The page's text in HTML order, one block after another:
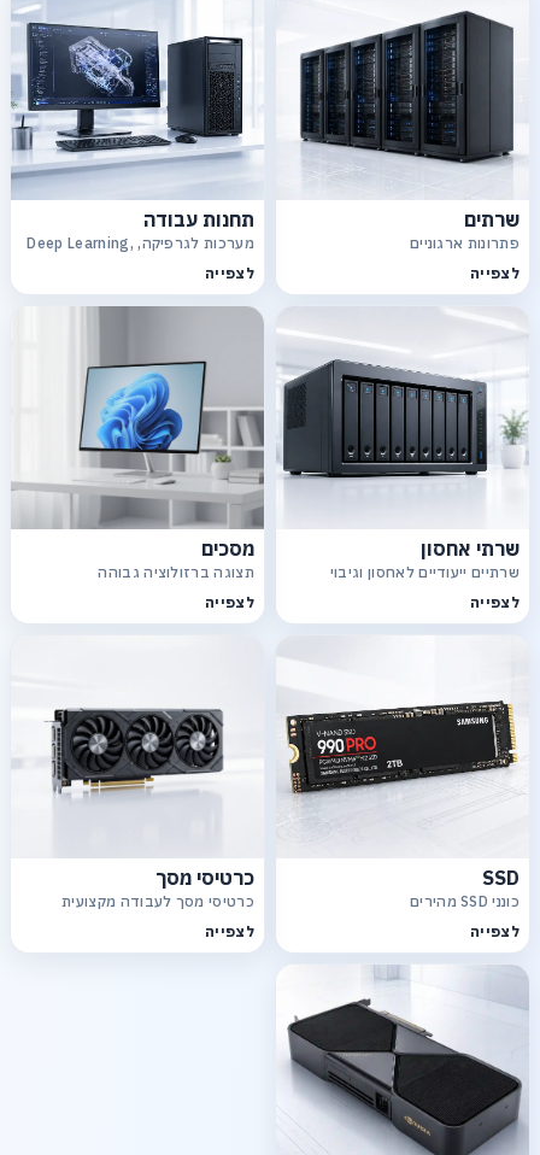
שרתים
פתרונות ארגוניים
לצפייה
תחנות עבודה
מערכות לגרפיקה, Deep Learning,
לצפייה
שרתי אחסון
שרתיים ייעודיים לאחסון וגיבוי
לצפייה
מסכים
תצוגה ברזולוציה גבוהה
לצפייה
SSD
כונני SSD מהירים
לצפייה
כרטיסי מסך
כרטיסי מסך לעבודה מקצועית
לצפייה